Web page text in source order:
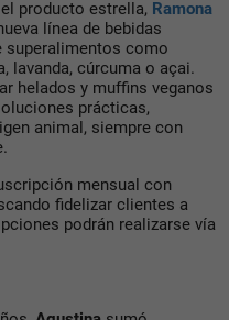
producto estrella, Ramona
línea de bebidas
superalimentos como
lavanda, cúrcuma o açai.
helados y muffins veganos
prácticas,
animal, siempre con
mensual con
fidelizar clientes a
podrán realizarse vía